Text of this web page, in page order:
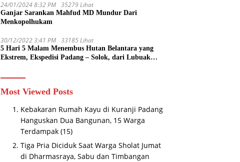
24/01/2024 8:32 PM 35279 Lihat
Ganjar Sarankan Mahfud MD Mundur Dari
Menkopolhukam
30/12/2022 3:41 PM 33185 Lihat
5 Hari 5 Malam Menembus Hutan Belantara yang
Ekstrem, Ekspedisi Padang – Solok, dari Lubuak
Most Viewed Posts
Kebakaran Rumah Kayu di Kuranji Padang
Hanguskan Dua Bangunan, 15 Warga
Terdampak (15)
Tiga Pria Diciduk Saat Warga Sholat Jumat
di Dharmasraya, Sabu dan Timbangan